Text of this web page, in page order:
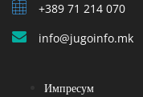
+389 71 214 070
info@jugoinfo.mk
Импресум